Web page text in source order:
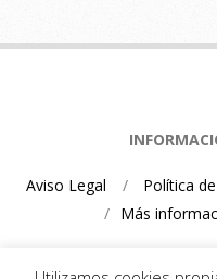
Aviso Legal Política
Más